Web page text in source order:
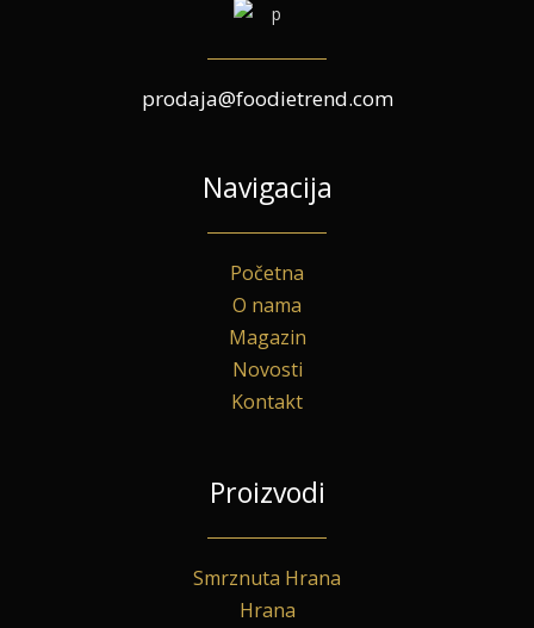
prodaja@foodietrend.com
Navigacija
Početna
O nama
Magazin
Novosti
Kontakt
Proizvodi
Smrznuta Hrana
Hrana